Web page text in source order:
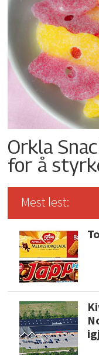
Orkla
for å
Mest lest: